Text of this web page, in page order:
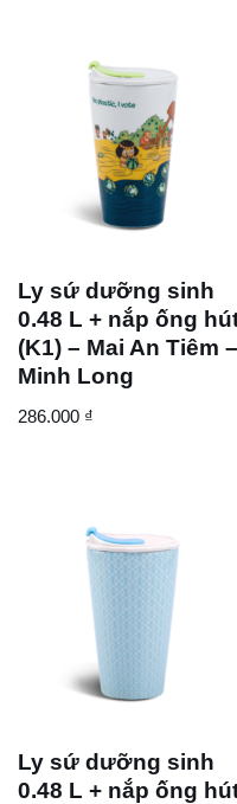
Ly sứ dưỡng sinh
0.48 L + nắp ống
(K1) – Mai An Tiêm –
Minh Long
286.000 ₫
Ly sứ dưỡng sinh
0.48 L + nắp ống